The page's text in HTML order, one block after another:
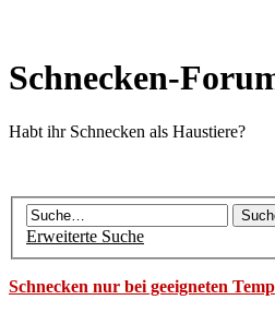
Schnecken-
Habt ihr Schnecken als Haustiere?
Erweiterte Suche
Schnecken nur bei geeigneten